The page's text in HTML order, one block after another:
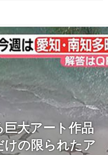
大アート作品
けの限られたア